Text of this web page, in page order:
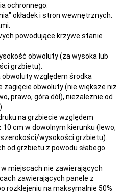
ochronnego.
okładek i stron wewnętrznych.
powodujące krzywe stanie
obwoluty (za wysoka lub
grzbietu).
obwoluty względem środka
obwoluty (nie większe niż
prawo, góra dół), niezależnie od
na grzbiecie względem
cm w dowolnym kierunku (lewo,
wysokości grzbietu).
od grzbietu z powodu słabego
miejscach nie zawierających
zawierających panele z
rozklejeniu na maksymalnie 50%